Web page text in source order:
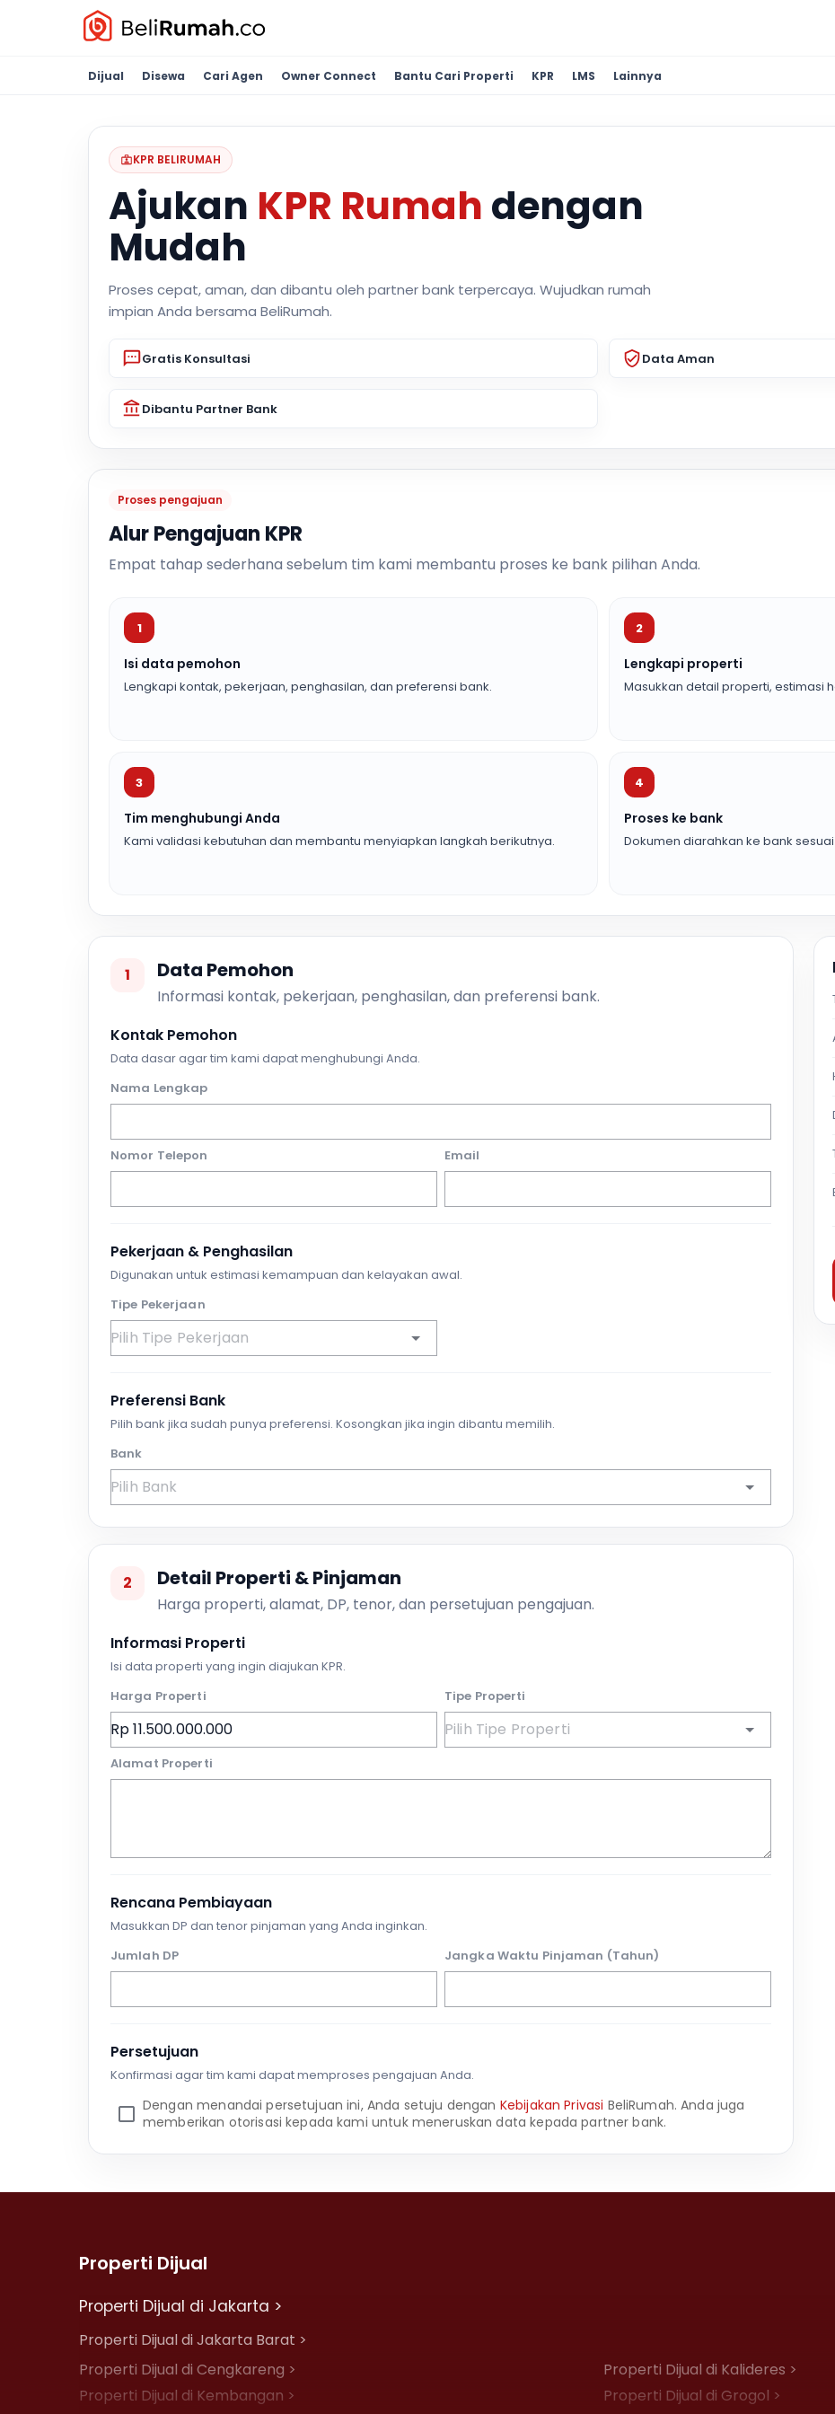
Dijual Disewa Cari Agen Owner Connect Bantu Cari Properti KPR LMS Lainnya
KPR BELIRUMAH
Ajukan KPR Rumah dengan
Mudah
Proses cepat, aman, dan dibantu oleh partner bank terpercaya. Wujudkan rumah
impian Anda bersama BeliRumah.
Gratis Konsultasi Data Aman
Dibantu Partner Bank
Proses pengajuan
Alur Pengajuan KPR
Empat tahap sederhana sebelum tim kami membantu proses ke bank pilihan Anda.
1
Isi data pemohon
Lengkapi kontak, pekerjaan, penghasilan, dan preferensi bank.
2
Lengkapi properti
Masukkan detail properti, estimasi
3
Tim menghubungi Anda
Kami validasi kebutuhan dan membantu menyiapkan langkah berikutnya.
4
Proses ke bank
Dokumen diarahkan ke bank
1 Data Pemohon
Informasi kontak, pekerjaan, penghasilan, dan preferensi bank.
Kontak Pemohon
Data dasar agar tim kami dapat menghubungi Anda.
Nama Lengkap
Nomor Telepon Email
Pekerjaan & Penghasilan
Digunakan untuk estimasi kemampuan dan kelayakan awal.
Tipe Pekerjaan
Preferensi Bank
Pilih bank jika sudah punya preferensi. Kosongkan jika ingin dibantu memilih.
Bank
2 Detail Properti & Pinjaman
Harga properti, alamat, DP, tenor, dan persetujuan pengajuan.
Informasi Properti
Isi data properti yang ingin diajukan KPR.
Harga Properti
Tipe Properti
Alamat Properti
Rencana Pembiayaan
Masukkan DP dan tenor pinjaman yang Anda inginkan.
Jumlah DP
Jangka Waktu Pinjaman (Tahun)
Persetujuan
Konfirmasi agar tim kami dapat memproses pengajuan Anda.
Dengan menandai persetujuan ini, Anda setuju dengan Kebijakan Privasi BeliRumah. Anda juga
memberikan otorisasi kepada kami untuk meneruskan data kepada partner bank.
Properti Dijual
Properti Dijual di Jakarta >
Properti Dijual di Jakarta Barat >
Properti Dijual di Cengkareng >
Properti Dijual di Kalideres >
Properti Dijual di Kembangan >
Properti Dijual di Grogol >